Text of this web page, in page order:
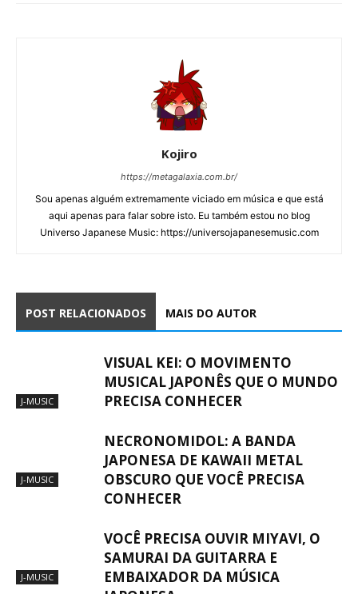
Kojiro
https://metagalaxia.com.br/
Sou apenas alguém extremamente viciado em música e que está
aqui apenas para falar sobre isto. Eu também estou no blog
Universo Japanese Music: https://universojapanesemusic.com
POST RELACIONADOS MAIS DO AUTOR
J-MUSIC
VISUAL KEI: O MOVIMENTO
MUSICAL JAPONÊS QUE O MUNDO
PRECISA CONHECER
J-MUSIC
NECRONOMIDOL: A BANDA
JAPONESA DE KAWAII METAL
OBSCURO QUE VOCÊ PRECISA
CONHECER
J-MUSIC
VOCÊ PRECISA OUVIR MIYAVI, O
SAMURAI DA GUITARRA E
EMBAIXADOR DA MÚSICA